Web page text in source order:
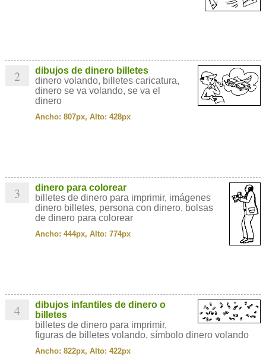
2
dibujos de dinero billetes
dinero volando, billetes caricatura,
dinero se va volando, se va el
dinero
Ancho: 807px, Alto: 428px
3
dinero para colorear
billetes de dinero para imprimir, imágenes
dinero billetes, persona con dinero, bolsas
de dinero para colorear
Ancho: 444px, Alto: 774px
4
dibujos infantiles de dinero o
billetes
billetes de dinero para imprimir,
figuras de billetes volando, símbolo dinero volando
Ancho: 822px, Alto: 422px